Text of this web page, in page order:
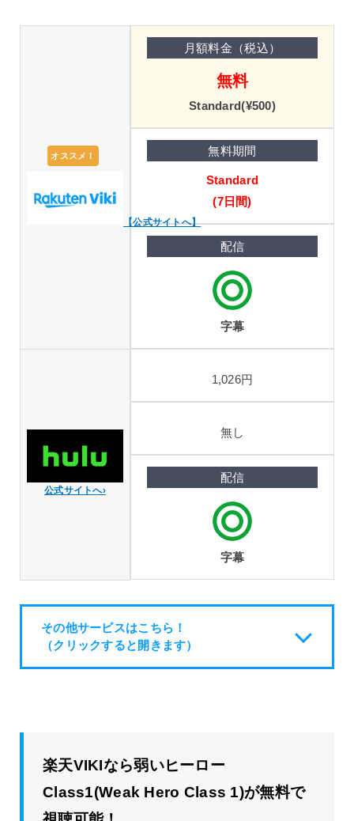
オススメ！
【公式サイトへ】
無料
Standard(¥500)
Standard
(7日間)
字幕
公式サイトへ›
1,026円
無し
字幕
その他サービスはこちら！
（クリックすると開きます）
楽天VIKIなら弱いヒーロー
Class1(Weak Hero Class 1)が無料で